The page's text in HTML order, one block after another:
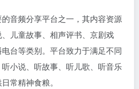
音频分享平台之一，其内容资源
儿童故事、相声评书、京剧戏
台等类别。平台致力于满足不同
小说、听故事、听儿歌、听音乐
常精神食粮。